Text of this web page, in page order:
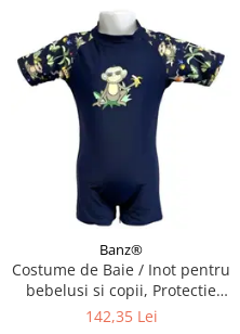
Banz®
Costume de Baie / Inot pentru
bebelusi si copii, Protectie
Soare UPF50+, Navy Jungle,
142,35 Lei